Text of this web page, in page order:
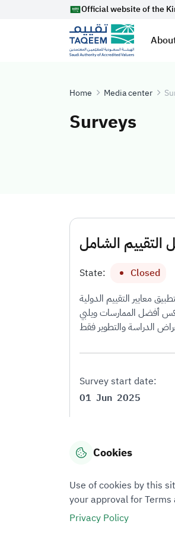
Official website of the
Home Media center
Surveys
التقييم الشامل
State:
Closed
التقييم الشامل" لعام 2025، والذي يمثل مرجعًا مهنيًا لتطبيق معايير التقييم الدولية
أفضل الممارسات ويلبي
Survey start date:
01 Jun 2025
Cookies
Use of cookies by this
your approval for
Privacy Policy